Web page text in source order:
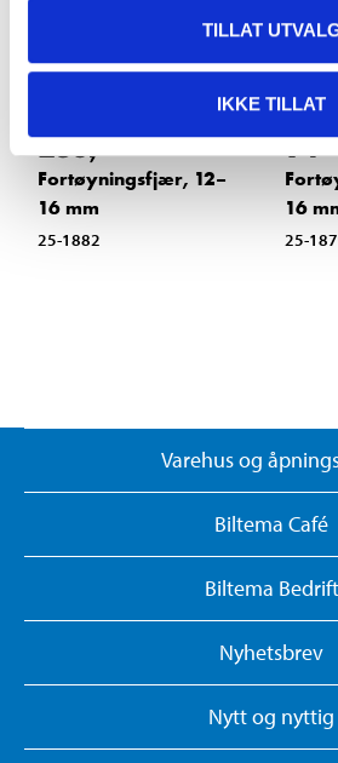
TILLAT
IKKE TILLAT
135,-
Fortøyningsfjær, 12–
16 mm
25-1882
74
16
25-
Varehus og
Biltema Café
Biltema Bedrift
Nyhetsbrev
Nytt og nyttig